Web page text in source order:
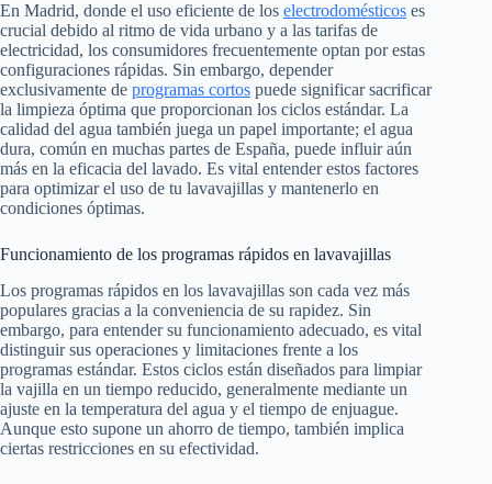
En Madrid, donde el uso eficiente de los electrodomésticos es
crucial debido al ritmo de vida urbano y a las tarifas de
electricidad, los consumidores frecuentemente optan por estas
configuraciones rápidas. Sin embargo, depender
exclusivamente de programas cortos puede significar sacrificar
la limpieza óptima que proporcionan los ciclos estándar. La
calidad del agua también juega un papel importante; el agua
dura, común en muchas partes de España, puede influir aún
más en la eficacia del lavado. Es vital entender estos factores
para optimizar el uso de tu lavavajillas y mantenerlo en
condiciones óptimas.
Funcionamiento de los programas rápidos en lavavajillas
Los programas rápidos en los lavavajillas son cada vez más
populares gracias a la conveniencia de su rapidez. Sin
embargo, para entender su funcionamiento adecuado, es vital
distinguir sus operaciones y limitaciones frente a los
programas estándar. Estos ciclos están diseñados para limpiar
la vajilla en un tiempo reducido, generalmente mediante un
ajuste en la temperatura del agua y el tiempo de enjuague.
Aunque esto supone un ahorro de tiempo, también implica
ciertas restricciones en su efectividad.